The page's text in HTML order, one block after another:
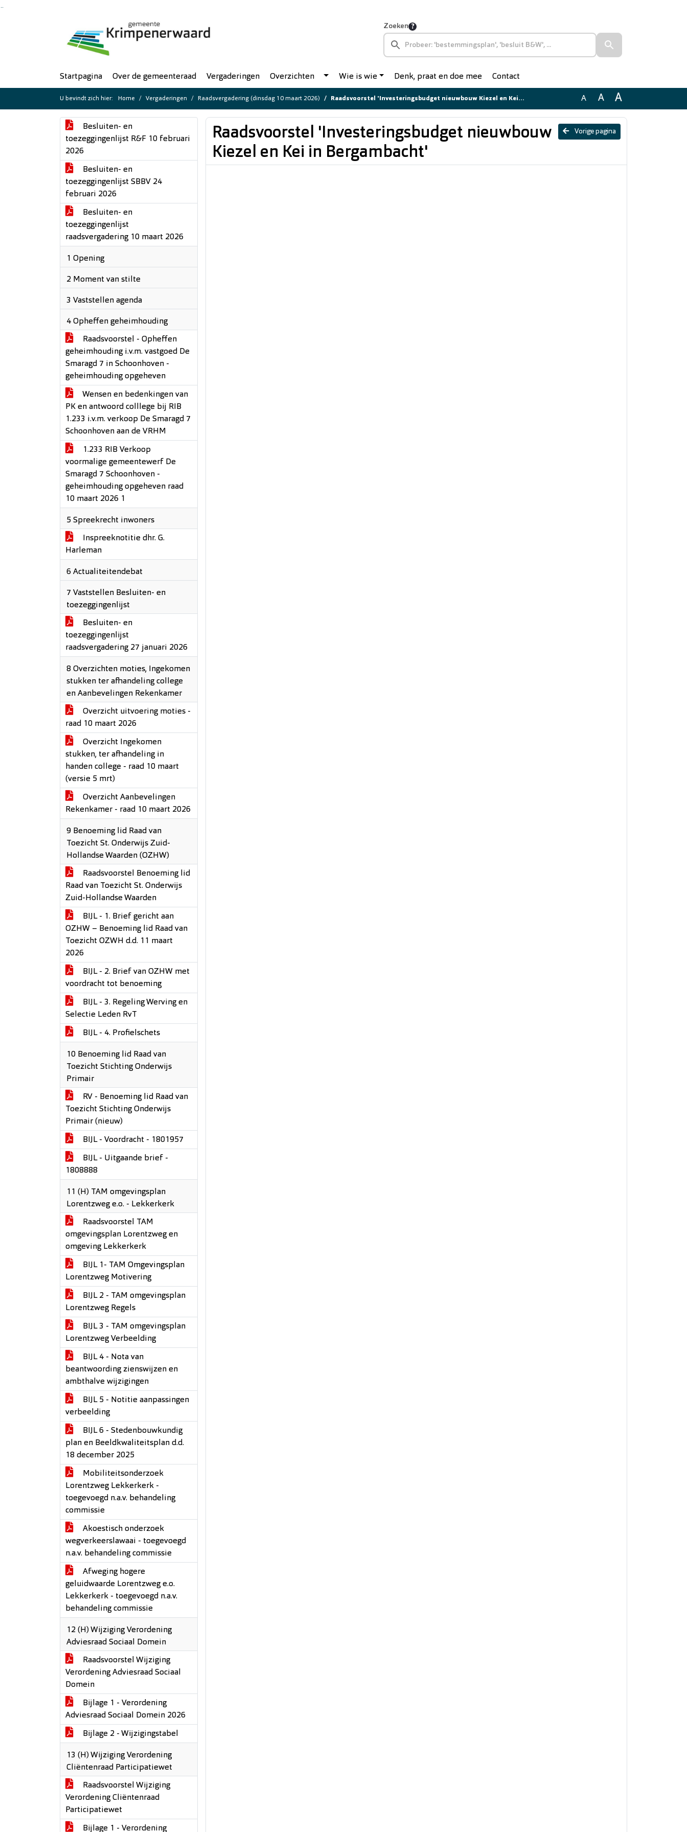
Zoeken
Startpagina Over de gemeenteraad Vergaderingen Overzichten Wie is wie Denk, praat en doe mee Contact
U bevindt zich hier: Home Vergaderingen Raadsvergadering (dinsdag 10 maart 2026) Raadsvoorstel 'Investeringsbudget nieuwbouw Kiezel en Kei in Bergambacht' A A A
Besluiten- en
toezeggingenlijst R&F 10 februari
2026
Besluiten- en
toezeggingenlijst SBBV 24
februari 2026
Besluiten- en
toezeggingenlijst
raadsvergadering 10 maart 2026
1 Opening
2 Moment van stilte
3 Vaststellen agenda
4 Opheffen geheimhouding
Raadsvoorstel - Opheffen
geheimhouding i.v.m. vastgoed De
Smaragd 7 in Schoonhoven -
geheimhouding opgeheven
Wensen en bedenkingen van
PK en antwoord colllege bij RIB
1.233 i.v.m. verkoop De Smaragd 7
Schoonhoven aan de VRHM
1.233 RIB Verkoop
voormalige gemeentewerf De
Smaragd 7 Schoonhoven -
geheimhouding opgeheven raad
10 maart 2026 1
5 Spreekrecht inwoners
Inspreeknotitie dhr. G.
Harleman
6 Actualiteitendebat
7 Vaststellen Besluiten- en
toezeggingenlijst
Besluiten- en
toezeggingenlijst
raadsvergadering 27 januari 2026
8 Overzichten moties, Ingekomen
stukken ter afhandeling college
en Aanbevelingen Rekenkamer
Overzicht uitvoering moties -
raad 10 maart 2026
Overzicht Ingekomen
stukken, ter afhandeling in
handen college - raad 10 maart
(versie 5 mrt)
Overzicht Aanbevelingen
Rekenkamer - raad 10 maart 2026
9 Benoeming lid Raad van
Toezicht St. Onderwijs Zuid-
Hollandse Waarden (OZHW)
Raadsvoorstel Benoeming lid
Raad van Toezicht St. Onderwijs
Zuid-Hollandse Waarden
BIJL - 1. Brief gericht aan
OZHW – Benoeming lid Raad van
Toezicht OZWH d.d. 11 maart
2026
BIJL - 2. Brief van OZHW met
voordracht tot benoeming
BIJL - 3. Regeling Werving en
Selectie Leden RvT
BIJL - 4. Profielschets
10 Benoeming lid Raad van
Toezicht Stichting Onderwijs
Primair
RV - Benoeming lid Raad van
Toezicht Stichting Onderwijs
Primair (nieuw)
BIJL - Voordracht - 1801957
BIJL - Uitgaande brief -
1808888
11 (H) TAM omgevingsplan
Lorentzweg e.o. - Lekkerkerk
Raadsvoorstel TAM
omgevingsplan Lorentzweg en
omgeving Lekkerkerk
BIJL 1- TAM Omgevingsplan
Lorentzweg Motivering
BIJL 2 - TAM omgevingsplan
Lorentzweg Regels
BIJL 3 - TAM omgevingsplan
Lorentzweg Verbeelding
BIJL 4 - Nota van
beantwoording zienswijzen en
ambthalve wijzigingen
BIJL 5 - Notitie aanpassingen
verbeelding
BIJL 6 - Stedenbouwkundig
plan en Beeldkwaliteitsplan d.d.
18 december 2025
Mobiliteitsonderzoek
Lorentzweg Lekkerkerk -
toegevoegd n.a.v. behandeling
commissie
Akoestisch onderzoek
wegverkeerslawaai - toegevoegd
n.a.v. behandeling commissie
Afweging hogere
geluidwaarde Lorentzweg e.o.
Lekkerkerk - toegevoegd n.a.v.
behandeling commissie
12 (H) Wijziging Verordening
Adviesraad Sociaal Domein
Raadsvoorstel Wijziging
Verordening Adviesraad Sociaal
Domein
Bijlage 1 - Verordening
Adviesraad Sociaal Domein 2026
Bijlage 2 - Wijzigingstabel
13 (H) Wijziging Verordening
Cliëntenraad Participatiewet
Raadsvoorstel Wijziging
Verordening Cliëntenraad
Participatiewet
Bijlage 1 - Verordening
Vorige pagina
Raadsvoorstel 'Investeringsbudget nieuwbouw
Kiezel en Kei in Bergambacht'